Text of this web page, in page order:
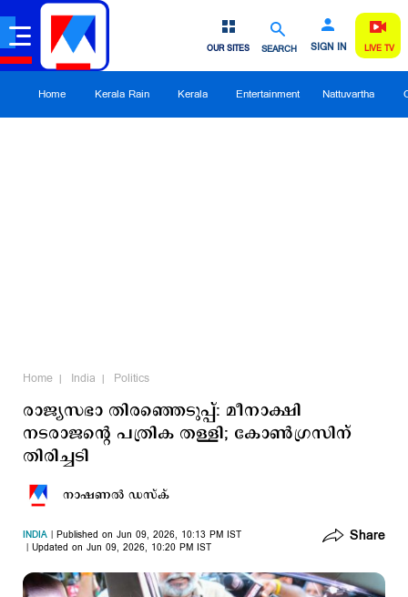
SEARCH SIGN IN
OUR SITES LIVE TV
Home Kerala Rain Kerala Entertainment Nattuvartha
Home India Politics
രാജ്യസഭാ തിരഞ്ഞെടുപ്പ്: മീനാക്ഷി
നടരാജന്റെ പത്രിക തള്ളി; കോണ്‍ഗ്രസിന്
തിരിച്ചടി
നാഷണല്‍ ഡസ്ക്
INDIA
Published on Jun 09, 2026, 10:13 PM IST
Updated on Jun 09, 2026, 10:20 PM IST
Share